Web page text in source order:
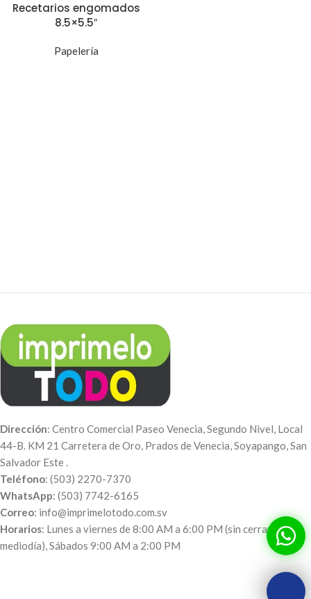
Recetarios engomados
8.5×5.5″
Papelería
Dirección: Centro Comercial Paseo Venecia, Segundo Nivel, Local
44-B. KM 21 Carretera de Oro, Prados de Venecia, Soyapango, San
Salvador Este .
Teléfono: (503) 2270-7370
WhatsApp: (503) 7742-6165
Correo: info@imprimelotodo.com.sv
Horarios: Lunes a viernes de 8:00 AM a 6:00 PM (sin cerrar al
mediodía), Sábados 9:00 AM a 2:00 PM